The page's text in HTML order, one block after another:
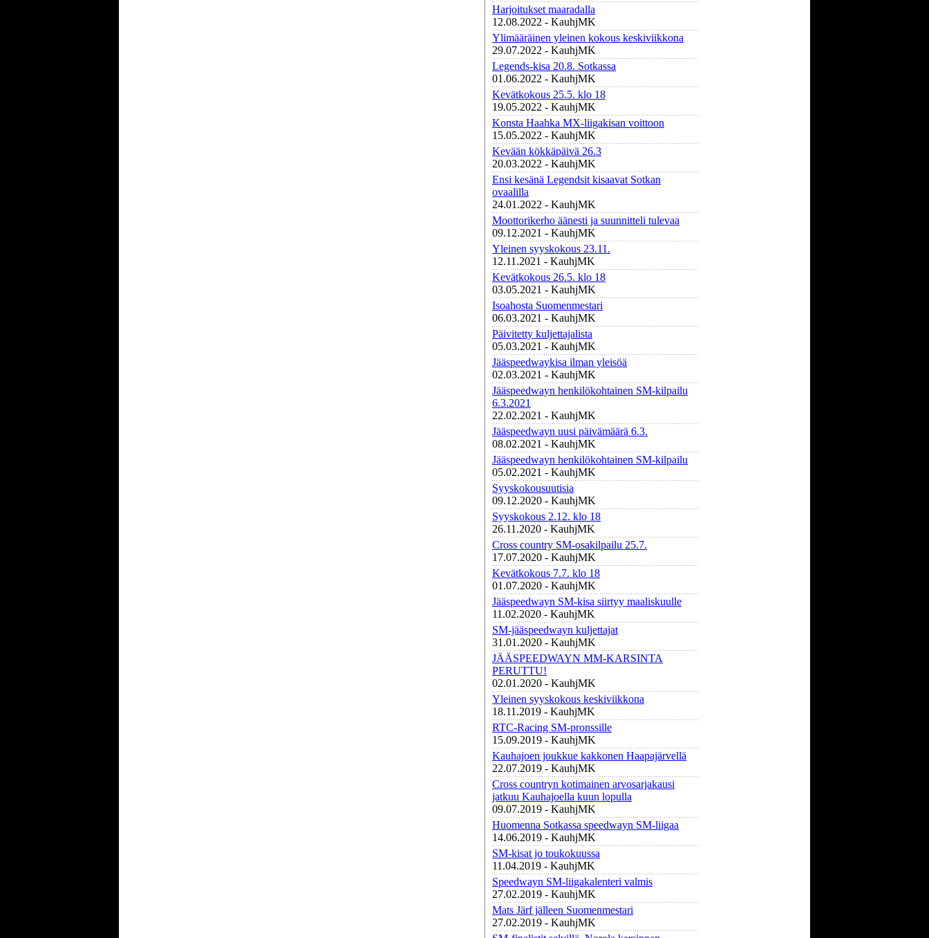
Harjoitukset maaradalla
12.08.2022 - KauhjMK
Ylimääräinen yleinen kokous keskiviikkona
29.07.2022 - KauhjMK
Legends-kisa 20.8. Sotkassa
01.06.2022 - KauhjMK
Kevätkokous 25.5. klo 18
19.05.2022 - KauhjMK
Konsta Haahka MX-liigakisan voittoon
15.05.2022 - KauhjMK
Kevään kökkäpäivä 26.3
20.03.2022 - KauhjMK
Ensi kesänä Legendsit kisaavat Sotkan
ovaalilla
24.01.2022 - KauhjMK
Moottorikerho äänesti ja suunnitteli tulevaa
09.12.2021 - KauhjMK
Yleinen syyskokous 23.11.
12.11.2021 - KauhjMK
Kevätkokous 26.5. klo 18
03.05.2021 - KauhjMK
Isoahosta Suomenmestari
06.03.2021 - KauhjMK
Päivitetty kuljettajalista
05.03.2021 - KauhjMK
Jääspeedwaykisa ilman yleisöä
02.03.2021 - KauhjMK
Jääspeedwayn henkilökohtainen SM-kilpailu
6.3.2021
22.02.2021 - KauhjMK
Jääspeedwayn uusi päivämäärä 6.3.
08.02.2021 - KauhjMK
Jääspeedwayn henkilökohtainen SM-kilpailu
05.02.2021 - KauhjMK
Syyskokousuutisia
09.12.2020 - KauhjMK
Syyskokous 2.12. klo 18
26.11.2020 - KauhjMK
Cross country SM-osakilpailu 25.7.
17.07.2020 - KauhjMK
Kevätkokous 7.7. klo 18
01.07.2020 - KauhjMK
Jääspeedwayn SM-kisa siirtyy maaliskuulle
11.02.2020 - KauhjMK
SM-jääspeedwayn kuljettajat
31.01.2020 - KauhjMK
JÄÄSPEEDWAYN MM-KARSINTA
PERUTTU!
02.01.2020 - KauhjMK
Yleinen syyskokous keskiviikkona
18.11.2019 - KauhjMK
RTC-Racing SM-pronssille
15.09.2019 - KauhjMK
Kauhajoen joukkue kakkonen Haapajärvellä
22.07.2019 - KauhjMK
Cross countryn kotimainen arvosarjakausi
jatkuu Kauhajoella kuun lopulla
09.07.2019 - KauhjMK
Huomenna Sotkassa speedwayn SM-liigaa
14.06.2019 - KauhjMK
SM-kisat jo toukokuussa
11.04.2019 - KauhjMK
Speedwayn SM-liigakalenteri valmis
27.02.2019 - KauhjMK
Mats Järf jälleen Suomenmestari
27.02.2019 - KauhjMK